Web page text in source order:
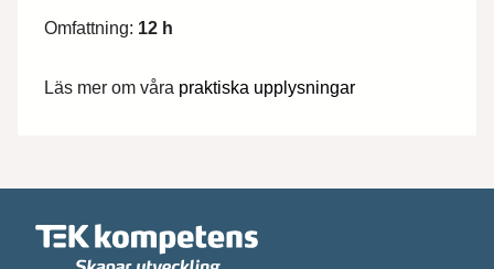
Tillfällen
HR-chefer Syd
Omfattning: 12 h
Läs mer om våra praktiska upplysningar